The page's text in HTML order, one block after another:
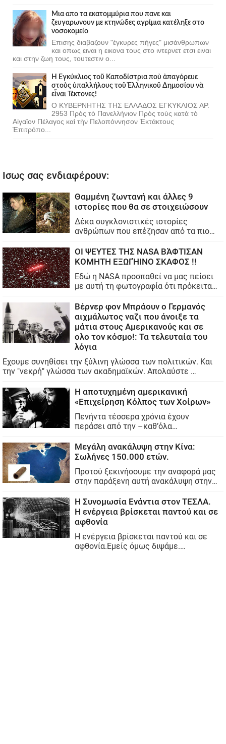
Μια απο τα εκατομμύρια που πανε και
ζευγαρωνουν με κτηνώδες αγρίμια κατέληξε στο
νοσοκομείο
Επισης διαβαζουν "έγκυρες πήγες" μισάνθρωπων
και οπως ειναι η εικονα τους στο ιντερνετ ετσι ειναι
και στην ζωη τους, τουτεστιν ο...
Ἡ Ἐγκύκλιος τοῦ Καποδίστρια ποὺ ἀπαγόρευε
στοὺς ὑπαλλήλους τοῦ Ἑλληνικοῦ Δημοσίου νὰ
εἶναι Τέκτονες!
Ο ΚΥΒΕΡΝΗΤΗΣ ΤΗΣ ΕΛΛΑΔΟΣ ΕΓΚΥΚΛΙΟΣ ΑΡ.
2953 Πρὸς τὸ Πανελλήνιον Πρὸς τοὺς κατὰ τὸ
Αἰγαῖον Πέλαγος καὶ τὴν Πελοπόννησον Ἐκτάκτους
Ἐπιτρόπο...